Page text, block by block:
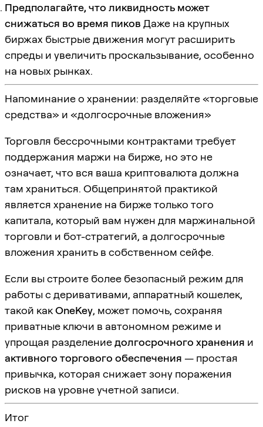
Предполагайте, что ликвидность может
снижаться во время пиков Даже на крупных
биржах быстрые движения могут расширить
спреды и увеличить проскальзывание, особенно
на новых рынках.
Напоминание о хранении: разделяйте «торговые
средства» и «долгосрочные вложения»
Торговля бессрочными контрактами требует
поддержания маржи на бирже, но это не
означает, что вся ваша криптовалюта должна
там храниться. Общепринятой практикой
является хранение на бирже только того
капитала, который вам нужен для маржинальной
торговли и бот-стратегий, а долгосрочные
вложения хранить в собственном сейфе.
Если вы строите более безопасный режим для
работы с деривативами, аппаратный кошелек,
такой какOneKey, может помочь, сохраняя
приватные ключи в автономном режиме и
упрощая разделениедолгосрочного хранения и
активного торгового обеспечения — простая
привычка, которая снижает зону поражения
рисков на уровне учетной записи.
Итог